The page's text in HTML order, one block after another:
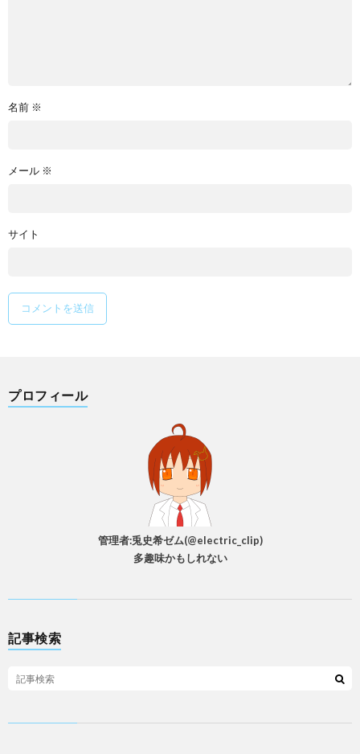
名前 ※
メール ※
サイト
プロフィール
管理者:兎史希ゼム(@electric_clip)
多趣味かもしれない
記事検索